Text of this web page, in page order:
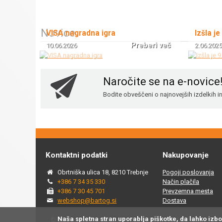
Novice
VISA nagradna igra
10.06.2026 Preberi več
Izšla
2.06.2025
Naročite se na e-novice!
Bodite obveščeni o najnovejših izdelkih
Kontaktni podatki
Obrtniška ulica 18, 8210 Trebnje
+386 7 34 35 330
+386 7 30 45 701
webshop@bartog.si
Nakupovanje
Pogoji poslovanja
Način plačila
Prevzemna mesta
Dostava
© 2015 - 2025 Spletna trgovina Bartog, v spletni trgovini
Naša spletna stran uporablja piškotke, da lahko